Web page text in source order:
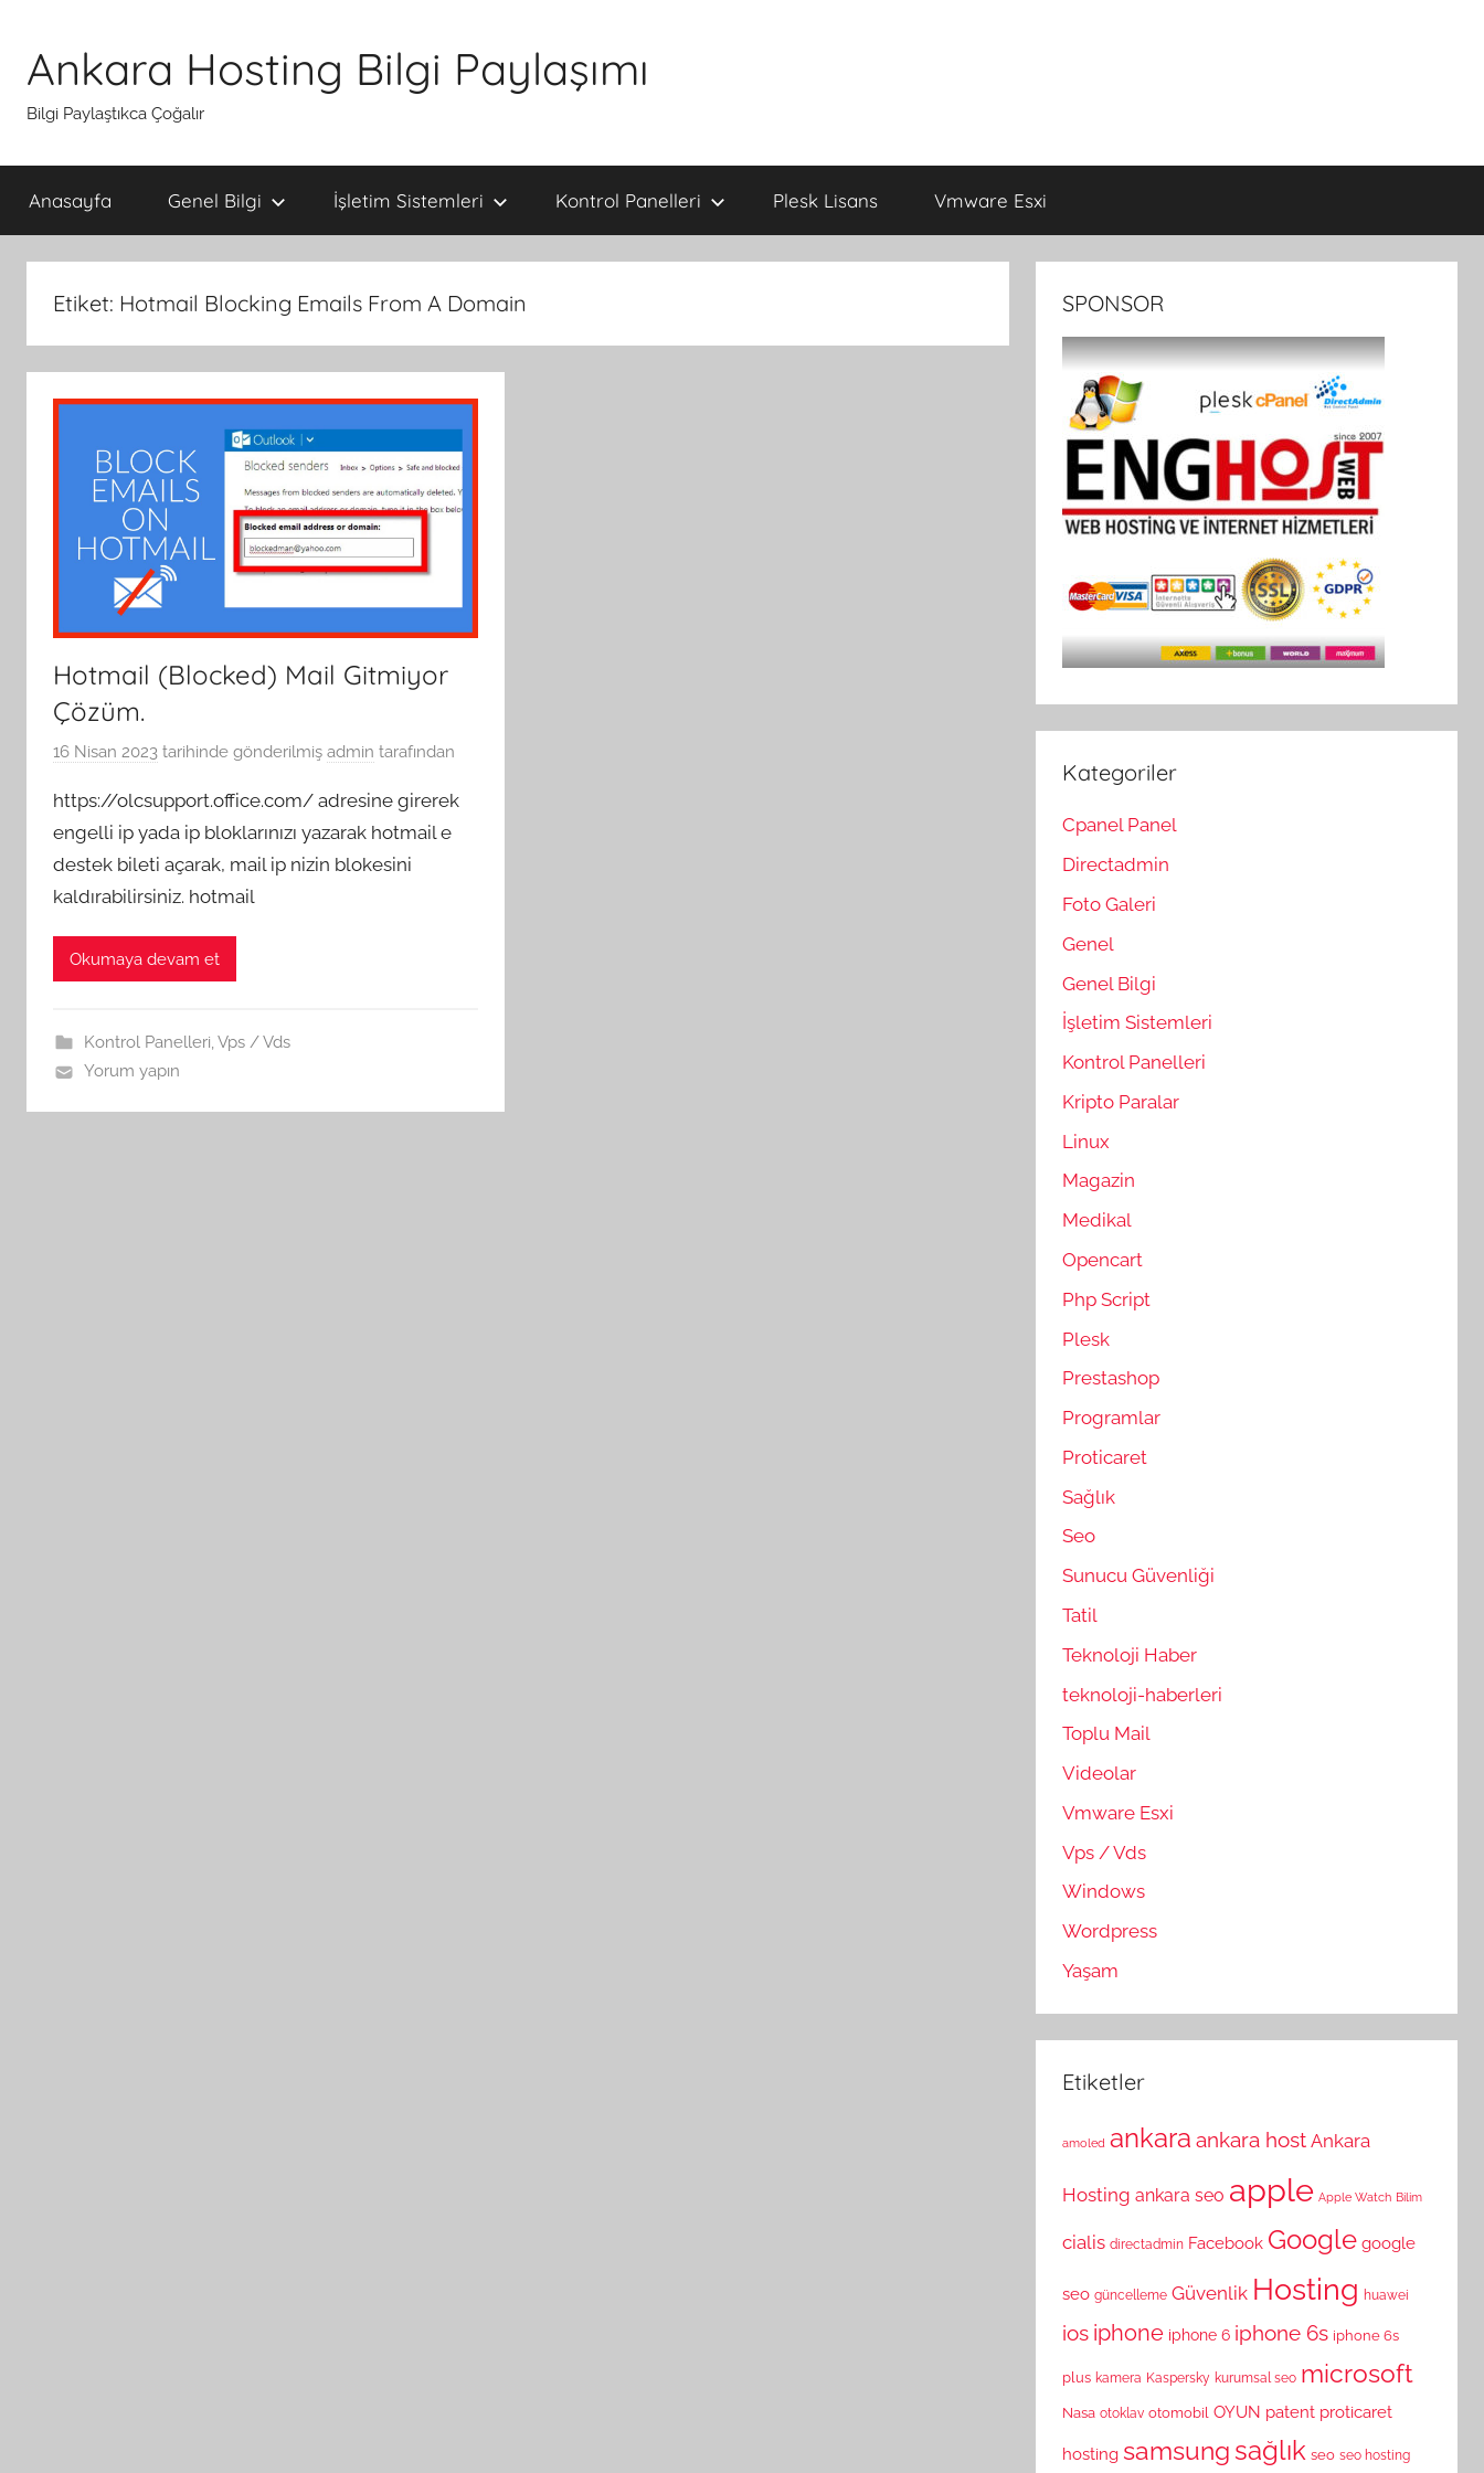
Ankara Hosting Bilgi Paylaşımı
Bilgi Paylaştıkca Çoğalır
Anasayfa Genel Bilgi İşletim Sistemleri Kontrol Panelleri Plesk Lisans Vmware Esxi
Etiket: Hotmail Blocking Emails From A Domain
Hotmail (Blocked) Mail Gitmiyor
Çözüm.
16 Nisan 2023 tarihinde gönderilmiş admin tarafından
https://olcsupport.office.com/ adresine girerek
engelli ip yada ip bloklarınızı yazarak hotmail e
destek bileti açarak, mail ip nizin blokesini
kaldırabilirsiniz. hotmail
Okumaya devam et
Kontrol Panelleri,Vps / Vds
Yorum yapın
SPONSOR
Kategoriler
Cpanel Panel
Directadmin
Foto Galeri
Genel
Genel Bilgi
İşletim Sistemleri
Kontrol Panelleri
Kripto Paralar
Linux
Magazin
Medikal
Opencart
Php Script
Plesk
Prestashop
Programlar
Proticaret
Sağlık
Seo
Sunucu Güvenliği
Tatil
Teknoloji Haber
teknoloji-haberleri
Toplu Mail
Videolar
Vmware Esxi
Vps / Vds
Windows
Wordpress
Yaşam
Etiketler
amoled ankara ankara host Ankara
Hosting ankara seo apple Apple Watch Bilim
cialis directadmin Facebook Google google
seo güncelleme Güvenlik Hosting huawei
ios iphone iphone 6 iphone 6s iphone 6s
plus kamera Kaspersky kurumsal seo microsoft
Nasa otoklav otomobil OYUN patent proticaret
hosting samsung sağlık seo seo hosting